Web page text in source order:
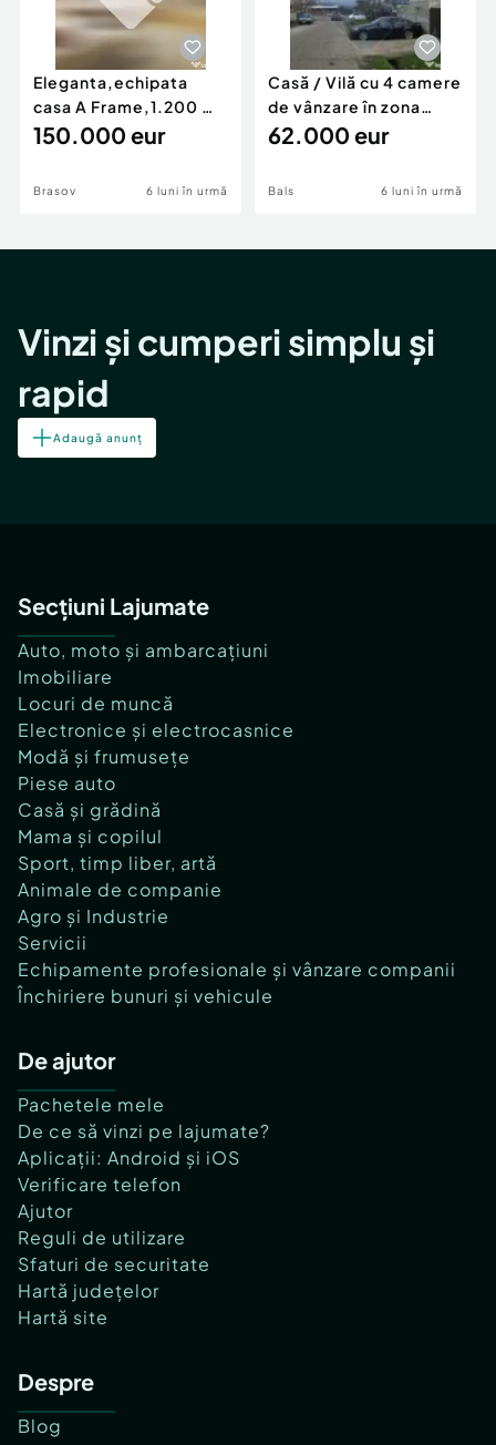
Eleganta,echipata
casa A Frame,1.200 mp
teren,deschidere Pia
150.000 eur
Brasov 6 luni în urmă
Casă / Vilă cu 4 camere
de vânzare în zona
Periferie
62.000 eur
Bals 6 luni în urmă
Vinzi și cumperi simplu și
rapid
Adaugă anunț
Secțiuni Lajumate
Auto, moto și ambarcațiuni
Imobiliare
Locuri de muncă
Electronice și electrocasnice
Modă și frumusețe
Piese auto
Casă și grădină
Mama și copilul
Sport, timp liber, artă
Animale de companie
Agro și Industrie
Servicii
Echipamente profesionale și vânzare companii
Închiriere bunuri și vehicule
De ajutor
Pachetele mele
De ce să vinzi pe lajumate?
Aplicații: Android și iOS
Verificare telefon
Ajutor
Reguli de utilizare
Sfaturi de securitate
Hartă județelor
Hartă site
Despre
Blog